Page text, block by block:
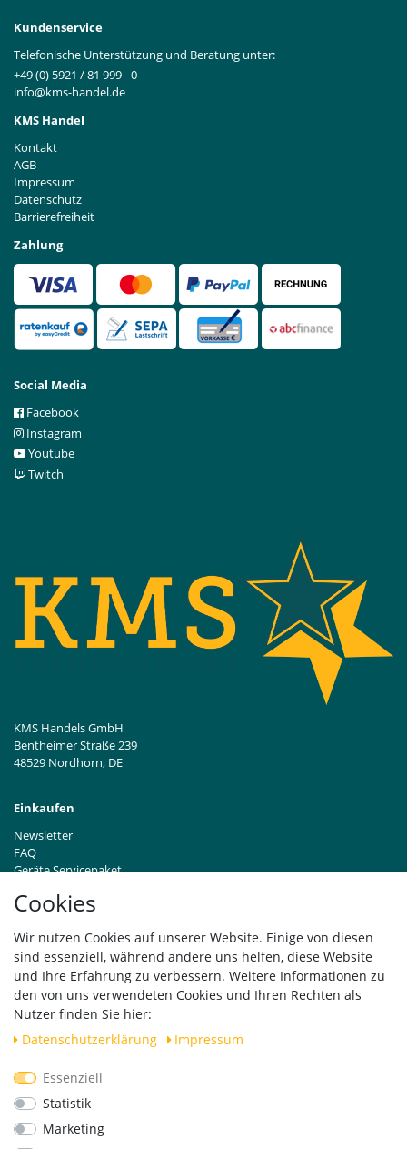
Cookies
Wir nutzen Cookies auf unserer Website. Einige von diesen
sind essenziell, während andere uns helfen, diese Website
und Ihre Erfahrung zu verbessern. Weitere Informationen zu
den von uns verwendeten Cookies und Ihren Rechten als
Nutzer finden Sie hier:
Daten­schutz­erklärung
Impressum
Essenziell
Statistik
Marketing
Kundenservice
Telefonische Unterstützung und Beratung unter:
+49 (0) 5921 / 81 999 - 0
info@kms-handel.de
KMS Handel
Kontakt
AGB
Impressum
Datenschutz
Barrierefreiheit
Zahlung
Social Media
Facebook
Instagram
Youtube
Twitch
KMS Handels GmbH
Bentheimer Straße 239
48529 Nordhorn, DE
Einkaufen
Newsletter
FAQ
Geräte Servicepaket
Händleranfragen B2B
Widerrufsrecht
Vertrag widerrufen
Versand
Geprüfte Sicherheit